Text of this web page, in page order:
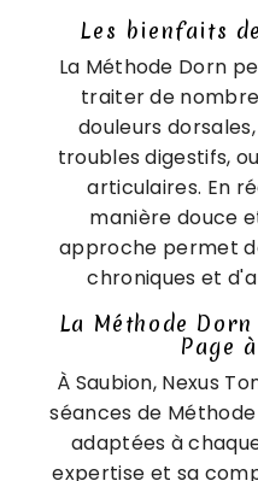
Les bienfaits
La Méthode Dorn
traiter de
douleurs
troubles digestifs,
articulaires. En
manière douce
approche permet
chroniques et
La Méthode
Page
À Saubion, Nexus
séances de
adaptées à
expertise et sa